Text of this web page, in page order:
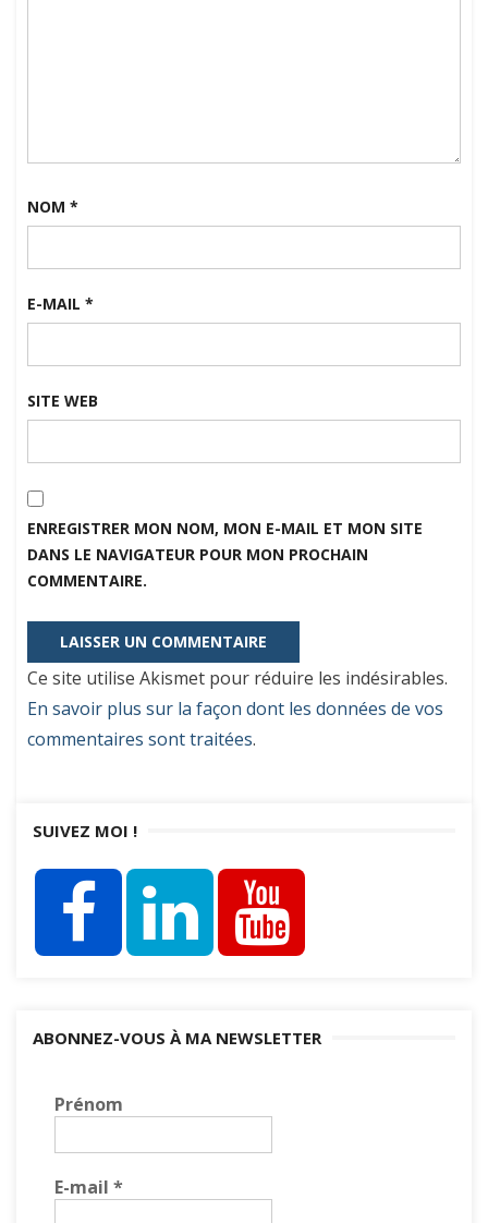
NOM *
E-MAIL *
SITE WEB
ENREGISTRER MON NOM, MON E-MAIL ET MON SITE
DANS LE NAVIGATEUR POUR MON PROCHAIN
COMMENTAIRE.
Ce site utilise Akismet pour réduire les indésirables.
En savoir plus sur la façon dont les données de vos
commentaires sont traitées.
SUIVEZ MOI !
ABONNEZ-VOUS À MA NEWSLETTER
Prénom
E-mail *